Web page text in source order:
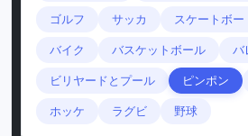
ゴルフ サッカ スケートボー
バイク バスケットボール バ
ビリヤードとプール ピンポン
ホッケ ラグビ 野球